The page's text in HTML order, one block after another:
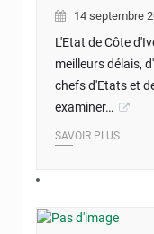
14 septembre
L'Etat de Côte
meilleurs délais,
chefs d'Etats et
examiner…
SAVOIR PLUS